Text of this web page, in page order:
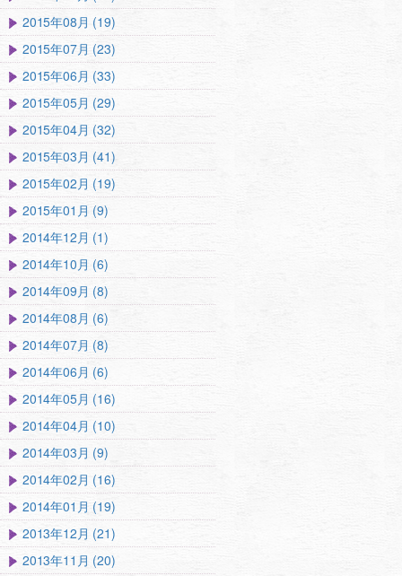
2015年08月 (19)
2015年07月 (23)
2015年06月 (33)
2015年05月 (29)
2015年04月 (32)
2015年03月 (41)
2015年02月 (19)
2015年01月 (9)
2014年12月 (1)
2014年10月 (6)
2014年09月 (8)
2014年08月 (6)
2014年07月 (8)
2014年06月 (6)
2014年05月 (16)
2014年04月 (10)
2014年03月 (9)
2014年02月 (16)
2014年01月 (19)
2013年12月 (21)
2013年11月 (20)